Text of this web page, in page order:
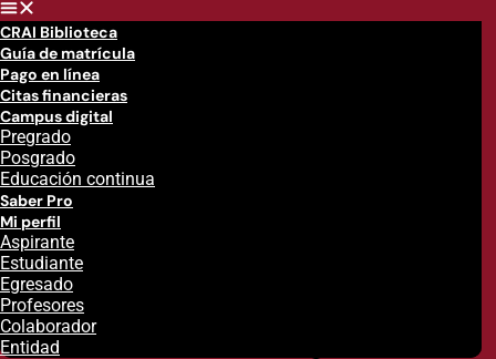
CRAI Biblioteca
Guía de matrícula
Pago en línea
Citas financieras
Campus digital
Pregrado
Posgrado
Educación continua
Saber Pro
Mi perfil
Aspirante
Estudiante
Egresado
Profesores
Colaborador
Entidad